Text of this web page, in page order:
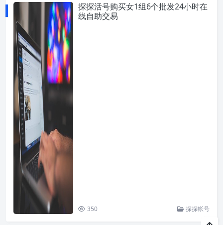
探探活号购买女1组6个批发24小时在
线自助交易
350 探探帐号